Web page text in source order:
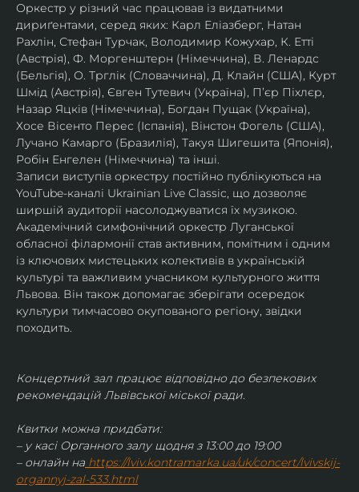
Оркестр у різний час працював із видатними
дириґентами, серед яких: Карл Еліазберг, Натан
Рахлін, Стефан Турчак, Володимир Кожухар, К. Етті
(Австрія), Ф. Моргенштерн (Німеччина), В. Ленардс
(Бельгія), О. Трглік (Словаччина), Д. Клайн (США), Курт
Шмід (Австрія), Євген Тутевич (Україна), П’єр Піхлєр,
Назар Яцків (Німеччина), Богдан Пущак (Україна),
Хосе Вісенто Перес (Іспанія), Вінстон Фогель (США),
Лучано Камарго (Бразилія), Такуя Шигешита (Японія),
Робін Енгелен (Німеччина) та інші.
Записи виступів оркестру постійно публікуються на
YouTube-каналі Ukrainian Live Classic, що дозволяє
ширшій аудиторії насолоджуватися їх музикою​.
Академічний симфонічний оркестр Луганської
обласної філармонії став активним, помітним і одним
із ключових мистецьких колективів в українській
культурі та важливим учасником культурного життя
Львова. Він також допомагає зберігати осередок
культури тимчасово окупованого регіону, звідки
походить.
Концертний зал працює відповідно до безпекових
рекомендацій Львівської міської ради.
Квитки можна придбати:
– у касі Органного залу щодня з 13:00 до 19:00
– онлайн на https://lviv.kontramarka.ua/uk/concert/lvivskij-
organnyj-zal-533.html